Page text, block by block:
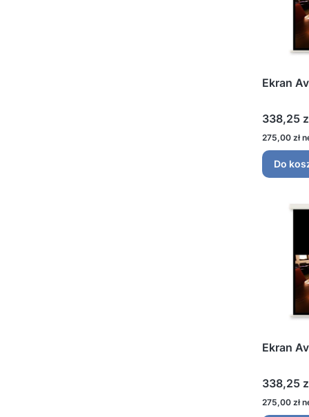
Ekran
Cena
338,25
Cena
275,00 zł
Do
Ekran
Cena
338,25
Cena
275,00 zł